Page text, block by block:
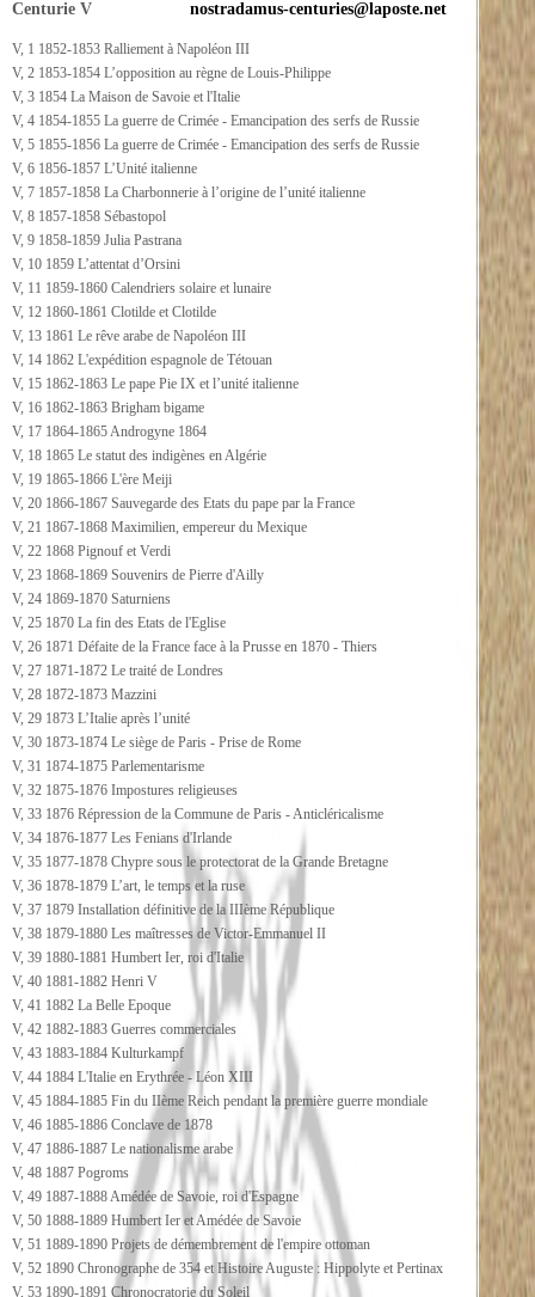
Centurie V
V, 1 1852-1853 Ralliement à Napoléon III
V, 2 1853-1854 L’opposition au règne de Louis-Philippe
V, 3 1854 La Maison de Savoie et l'Italie
V, 4 1854-1855 La guerre de Crimée - Emancipation des serfs de Russie
V, 5 1855-1856 La guerre de Crimée - Emancipation des serfs de Russie
V, 6 1856-1857 L’Unité italienne
V, 7 1857-1858 La Charbonnerie à l’origine de l’unité italienne
V, 8 1857-1858 Sébastopol
V, 9 1858-1859 Julia Pastrana
V, 10 1859 L’attentat d’Orsini
V, 11 1859-1860 Calendriers solaire et lunaire
V, 12 1860-1861 Clotilde et Clotilde
V, 13 1861 Le rêve arabe de Napoléon III
V, 14 1862 L'expédition espagnole de Tétouan
V, 15 1862-1863 Le pape Pie IX et l’unité italienne
V, 16 1862-1863 Brigham bigame
V, 17 1864-1865 Androgyne 1864
V, 18 1865 Le statut des indigènes en Algérie
V, 19 1865-1866 L'ère Meiji
V, 20 1866-1867 Sauvegarde des Etats du pape par la France
V, 21 1867-1868 Maximilien, empereur du Mexique
V, 22 1868 Pignouf et Verdi
V, 23 1868-1869 Souvenirs de Pierre d'Ailly
V, 24 1869-1870 Saturniens
V, 25 1870 La fin des Etats de l'Eglise
V, 26 1871 Défaite de la France face à la Prusse en 1870 - Thiers
V, 27 1871-1872 Le traité de Londres
V, 28 1872-1873 Mazzini
V, 29 1873 L’Italie après l’unité
V, 30 1873-1874 Le siège de Paris - Prise de Rome
V, 31 1874-1875 Parlementarisme
V, 32 1875-1876 Impostures religieuses
V, 33 1876 Répression de la Commune de Paris - Anticléricalisme
V, 34 1876-1877 Les Fenians d'Irlande
V, 35 1877-1878 Chypre sous le protectorat de la Grande Bretagne
V, 36 1878-1879 L’art, le temps et la ruse
V, 37 1879 Installation définitive de la IIIème République
V, 38 1879-1880 Les maîtresses de Victor-Emmanuel II
V, 39 1880-1881 Humbert Ier, roi d'Italie
V, 40 1881-1882 Henri V
V, 41 1882 La Belle Epoque
V, 42 1882-1883 Guerres commerciales
V, 43 1883-1884 Kulturkampf
V, 44 1884 L'Italie en Erythrée - Léon XIII
V, 45 1884-1885 Fin du IIème Reich pendant la première guerre mondiale
V, 46 1885-1886 Conclave de 1878
V, 47 1886-1887 Le nationalisme arabe
V, 48 1887 Pogroms
V, 49 1887-1888 Amédée de Savoie, roi d'Espagne
V, 50 1888-1889 Humbert Ier et Amédée de Savoie
V, 51 1889-1890 Projets de démembrement de l'empire ottoman
V, 52 1890 Chronographe de 354 et Histoire Auguste : Hippolyte et Pertinax
V, 53 1890-1891 Chronocratorie du Soleil
nostradamus-centuries@laposte.net